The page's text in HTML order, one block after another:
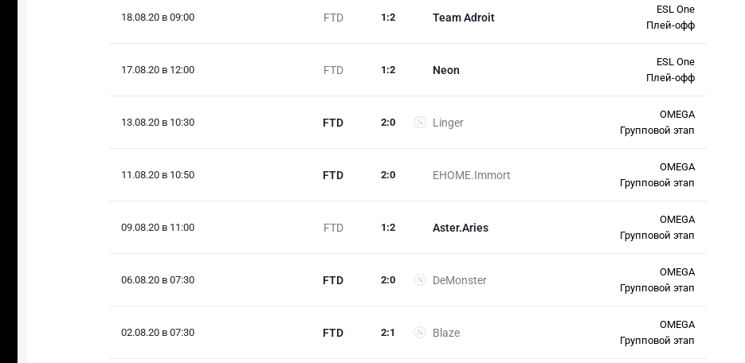
18.08.20 в 09:00 FTD Team Adroit
1 :2
ESL One
Плей-офф
17.08.20 в 12:00 FTD Neon
1 :2
ESL One
Плей-офф
13.08.20 в 10:30 FTD Linger
2:0
OMEGA
Групповой этап
11.08.20 в 10:50 FTD EHOME.Immort
2:0
OMEGA
Групповой этап
09.08.20 в 11:00 FTD Aster.Aries
1 :2
OMEGA
Групповой этап
06.08.20 в 07:30 FTD DeMonster
2:0
OMEGA
Групповой этап
02.08.20 в 07:30 FTD Blaze
2:1
OMEGA
Групповой этап